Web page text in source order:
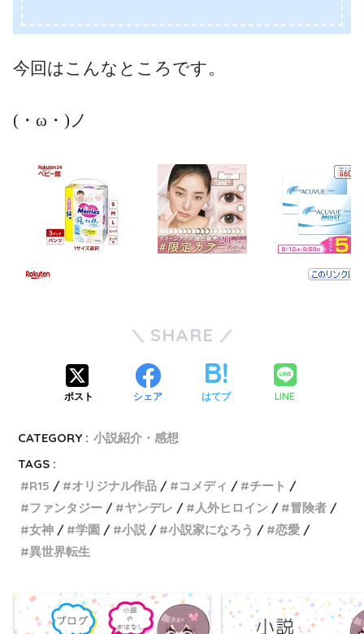
今回はこんなところです。
(・ω・)ノ
SHARE
ポスト シェア はてブ LINE
CATEGORY : 小説紹介・感想
TAGS :
R15
オリジナル作品 コメディ
チート
ファンタジー
ヤンデレ 人外ヒロイン
冒険者
女神
学園 小説 小説家になろう
恋愛
異世界転生